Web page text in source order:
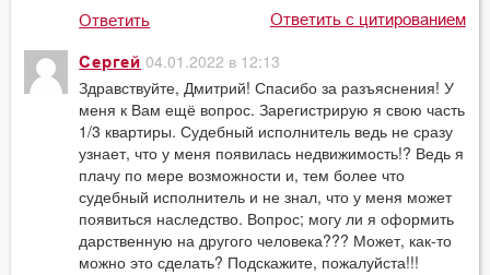
Ответить Ответить с цитированием
Сергей 04.01.2022 в 12:13
Здравствуйте, Дмитрий! Спасибо за разъяснения! У
меня к Вам ещё вопрос. Зарегистрирую я свою часть
1/3 квартиры. Судебный исполнитель ведь не сразу
узнает, что у меня появилась недвижимость!? Ведь я
плачу по мере возможности и, тем более что
судебный исполнитель и не знал, что у меня может
появиться наследство. Вопрос; могу ли я оформить
дарственную на другого человека??? Может, как-то
можно это сделать? Подскажите, пожалуйста!!!